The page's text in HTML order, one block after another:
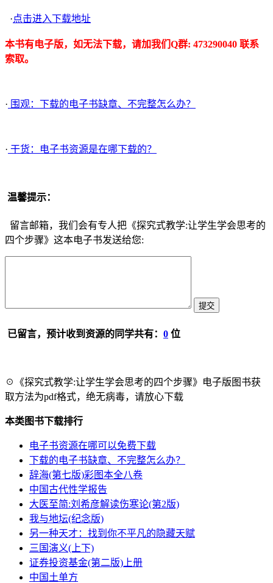
·点击进入下载地址
本书有电子版，如无法下载，请加我们Q群: 473290040 联系
索取。
· 围观：下载的电子书缺章、不完整怎么办？
· 干货：电子书资源是在哪下载的？
温馨提示：
留言邮箱，我们会有专人把《探究式教学:让学生学会思考的
四个步骤》这本电子书发送给您:
已留言，预计收到资源的同学共有： 0 位
☉《探究式教学:让学生学会思考的四个步骤》电子版图书获
取方法为pdf格式，绝无病毒，请放心下载
本类图书下载排行
电子书资源在哪可以免费下载
下载的电子书缺章、不完整怎么办？
辞海(第七版)彩图本全八卷
中国古代性学报告
大医至简:刘希彦解读伤寒论(第2版)
我与地坛(纪念版)
另一种天才：找到你不平凡的隐藏天赋
三国演义(上下)
证券投资基金(第二版)上册
中国土单方